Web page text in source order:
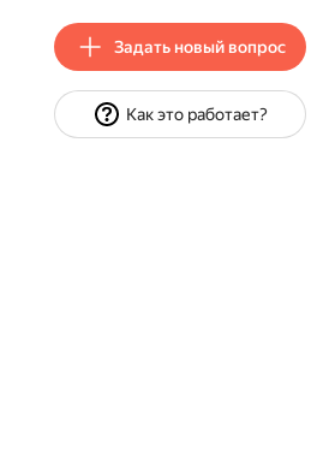
Задать новый вопрос
Как это работает?